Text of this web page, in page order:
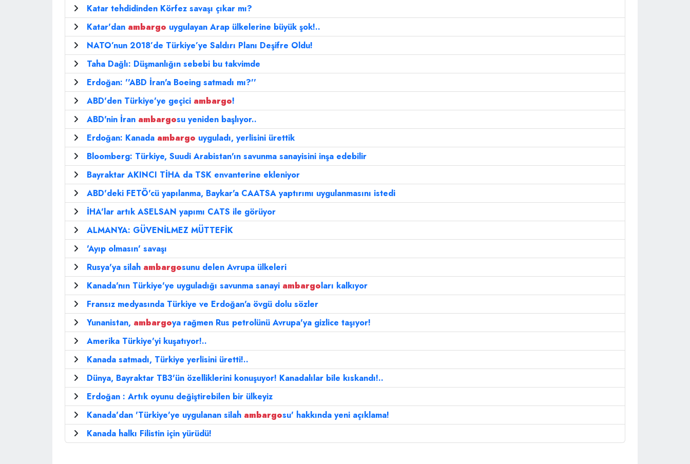
Katar tehdidinden Körfez savaşı çıkar mı?
Katar'dan ambargo uygulayan Arap ülkelerine büyük şok!..
NATO’nun 2018’de Türkiye’ye Saldırı Planı Deşifre Oldu!
Taha Dağlı: Düşmanlığın sebebi bu takvimde
Erdoğan: ''ABD İran'a Boeing satmadı mı?''
ABD'den Türkiye'ye geçici ambargo!
ABD'nin İran ambargosu yeniden başlıyor..
Erdoğan: Kanada ambargo uyguladı, yerlisini ürettik
Bloomberg: Türkiye, Suudi Arabistan'ın savunma sanayisini inşa edebilir
Bayraktar AKINCI TİHA da TSK envanterine ekleniyor
ABD'deki FETÖ'cü yapılanma, Baykar'a CAATSA yaptırımı uygulanmasını istedi
İHA'lar artık ASELSAN yapımı CATS ile görüyor
ALMANYA: GÜVENİLMEZ MÜTTEFİK
'Ayıp olmasın' savaşı
Rusya'ya silah ambargosunu delen Avrupa ülkeleri
Kanada'nın Türkiye'ye uyguladığı savunma sanayi ambargoları kalkıyor
Fransız medyasında Türkiye ve Erdoğan'a övgü dolu sözler
Yunanistan, ambargoya rağmen Rus petrolünü Avrupa'ya gizlice taşıyor!
Amerika Türkiye'yi kuşatıyor!..
Kanada satmadı, Türkiye yerlisini üretti!..
Dünya, Bayraktar TB3'ün özelliklerini konuşuyor! Kanadalılar bile kıskandı!..
Erdoğan : Artık oyunu değiştirebilen bir ülkeyiz
Kanada'dan 'Türkiye'ye uygulanan silah ambargosu' hakkında yeni açıklama!
Kanada halkı Filistin için yürüdü!